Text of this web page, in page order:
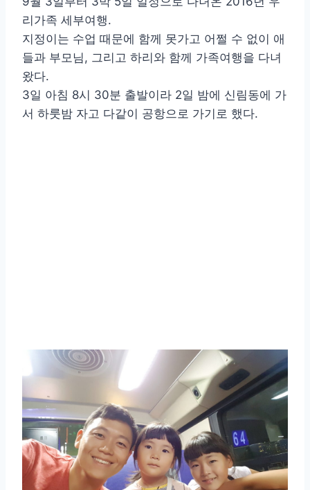
리가족 세부여행.
지정이는 수업 때문에 함께 못가고 어쩔 수 없이 애
들과 부모님, 그리고 하리와 함께 가족여행을 다녀
왔다.
3일 아침 8시 30분 출발이라 2일 밤에 신림동에 가
서 하룻밤 자고 다같이 공항으로 가기로 했다.